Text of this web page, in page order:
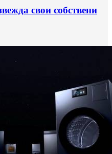
свои собствени